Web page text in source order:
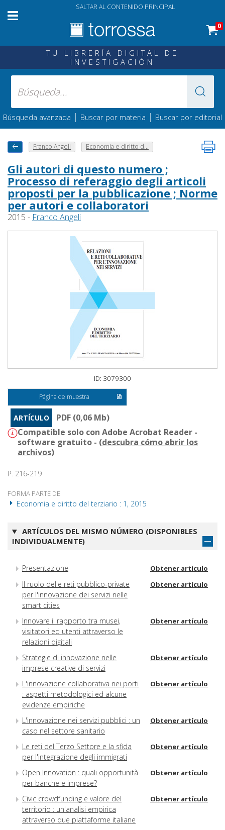
SALTAR AL CONTENIDO PRINCIPAL
0
TU LIBRERÍA DIGITAL DE
INVESTIGACIÓN
Búsqueda avanzada | Buscar por materia | Buscar por editorial
Franco Angeli Economia e diritto d...
Gli autori di questo numero ;
Processo di referaggio degli articoli
proposti per la pubblicazione ; Norme
per autori e collaboratori
2015 - Franco Angeli
ID: 3079300
Página de muestra
ARTÍCULO
PDF (0,06 Mb)
Compatible solo con Adobe Acrobat Reader -
software gratuito - (descubra cómo abrir los
archivos)
P. 216-219
FORMA PARTE DE
Economia e diritto del terziario : 1, 2015
ARTÍCULOS DEL MISMO NÚMERO (DISPONIBLES
INDIVIDUALMENTE)
Presentazione Obtener artículo
Il ruolo delle reti pubblico-private
per l'innovazione dei servizi nelle
smart cities
Obtener artículo
Innovare il rapporto tra musei,
visitatori ed utenti attraverso le
relazioni digitali
Obtener artículo
Strategie di innovazione nelle
imprese creative di servizi
Obtener artículo
L'innovazione collaborativa nei porti
: aspetti metodologici ed alcune
evidenze empiriche
Obtener artículo
L'innovazione nei servizi pubblici : un
caso nel settore sanitario
Obtener artículo
Le reti del Terzo Settore e la sfida
per l'integrazione degli immigrati
Obtener artículo
Open Innovation : quali opportunità
per banche e imprese?
Obtener artículo
Civic crowdfunding e valore del
territorio : un'analisi empirica
attraverso due piattaforme italiane
Obtener artículo